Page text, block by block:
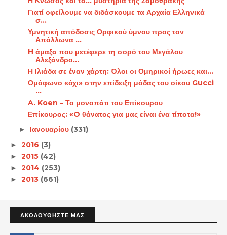
Γιατί οφείλουμε να διδάσκουμε τα Αρχαία Ελληνικά
σ...
Υμνητική απόδοσις Ορφικού ύμνου προς τον
Απόλλωνα ...
H άμαξα που μετέφερε τη σορό του Μεγάλου
Αλεξάνδρο...
Η Ιλιάδα σε έναν χάρτη: Όλοι οι Ομηρικοί ήρωες και...
Ομόφωνο «όχι» στην επίδειξη μόδας του οίκου Gucci
...
A. Koen – Το μονοπάτι του Επίκουρου
Επίκουρος: «O θάνατος για μας είναι ένα τίποτα!»
► Ιανουαρίου (331)
► 2016 (3)
► 2015 (42)
► 2014 (253)
► 2013 (661)
ΑΚΟΛΟΥΘΗΣΤΕ ΜΑΣ